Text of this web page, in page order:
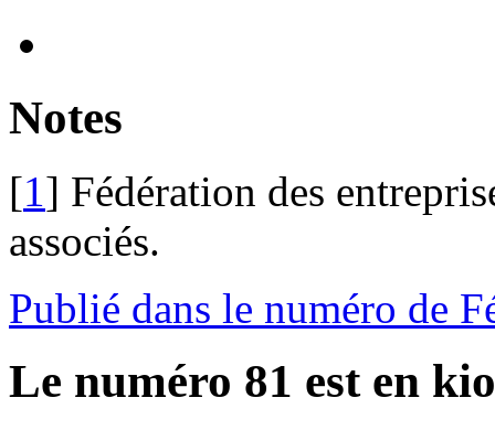
Notes
[1 ] Fédération des
associés.
Publié dans le numéro de
Le numéro 81 est en